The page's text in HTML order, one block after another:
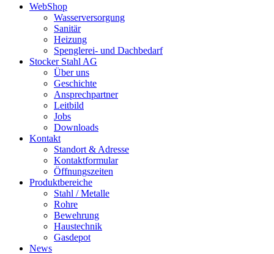
WebShop
Wasserversorgung
Sanitär
Heizung
Spenglerei- und Dachbedarf
Stocker Stahl AG
Über uns
Geschichte
Ansprechpartner
Leitbild
Jobs
Downloads
Kontakt
Standort & Adresse
Kontaktformular
Öffnungszeiten
Produktbereiche
Stahl / Metalle
Rohre
Bewehrung
Haustechnik
Gasdepot
News